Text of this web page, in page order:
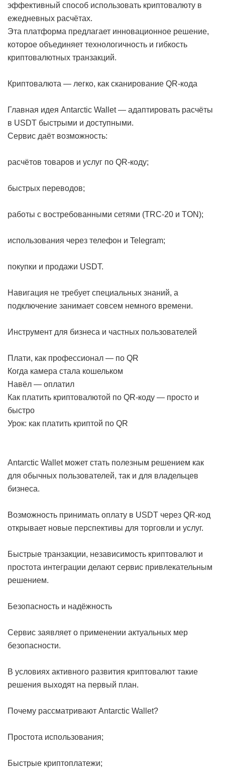
эффективный способ использовать криптовалюту в
ежедневных расчётах.
Эта платформа предлагает инновационное решение,
которое объединяет технологичность и гибкость
криптовалютных транзакций.
Криптовалюта — легко, как сканирование QR-кода
Главная идея Antarctic Wallet — адаптировать расчёты
в USDT быстрыми и доступными.
Сервис даёт возможность:
расчётов товаров и услуг по QR-коду;
быстрых переводов;
работы с востребованными сетями (TRC-20 и TON);
использования через телефон и Telegram;
покупки и продажи USDT.
Навигация не требует специальных знаний, а
подключение занимает совсем немного времени.
Инструмент для бизнеса и частных пользователей
Плати, как профессионал — по QR
Когда камера стала кошельком
Навёл — оплатил
Как платить криптовалютой по QR-коду — просто и
быстро
Урок: как платить криптой по QR
Antarctic Wallet может стать полезным решением как
для обычных пользователей, так и для владельцев
бизнеса.
Возможность принимать оплату в USDT через QR-код
открывает новые перспективы для торговли и услуг.
Быстрые транзакции, независимость криптовалют и
простота интеграции делают сервис привлекательным
решением.
Безопасность и надёжность
Сервис заявляет о применении актуальных мер
безопасности.
В условиях активного развития криптовалют такие
решения выходят на первый план.
Почему рассматривают Antarctic Wallet?
Простота использования;
Быстрые криптоплатежи;